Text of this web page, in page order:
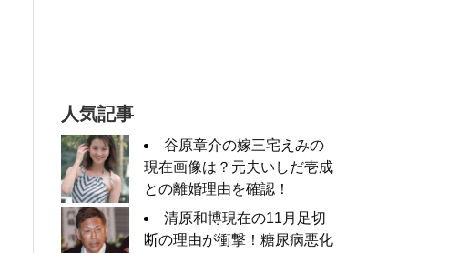
人気記事
谷原章介の嫁三宅えみの
現在画像は？元夫いしだ壱成
との離婚理由を確認！
清原和博現在の11月足切
断の理由が衝撃！糖尿病悪化